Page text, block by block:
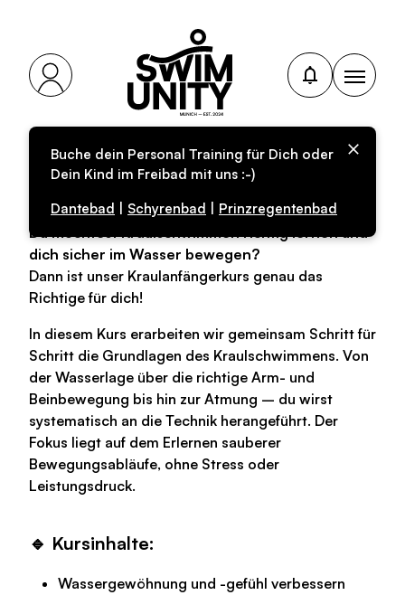
Buche dein Personal Training für Dich oder
Dein Kind im Freibad mit uns :-)
Dantebad
Schyrenbad Prinzregentenbad
Kraulkurs (F8)
Du möchtest Kraulschwimmen richtig lernen und
dich sicher im Wasser bewegen?
Dann ist unser Kraulanfängerkurs genau das
Richtige für dich!
In diesem Kurs erarbeiten wir gemeinsam Schritt für
Schritt die Grundlagen des Kraulschwimmens. Von
der Wasserlage über die richtige Arm- und
Beinbewegung bis hin zur Atmung – du wirst
systematisch an die Technik herangeführt. Der
Fokus liegt auf dem Erlernen sauberer
Bewegungsabläufe, ohne Stress oder
Leistungsdruck.
🔹 Kursinhalte:
Wassergewöhnung und -gefühl verbessern